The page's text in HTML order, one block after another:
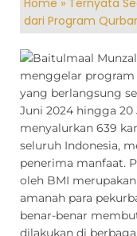
dari Program